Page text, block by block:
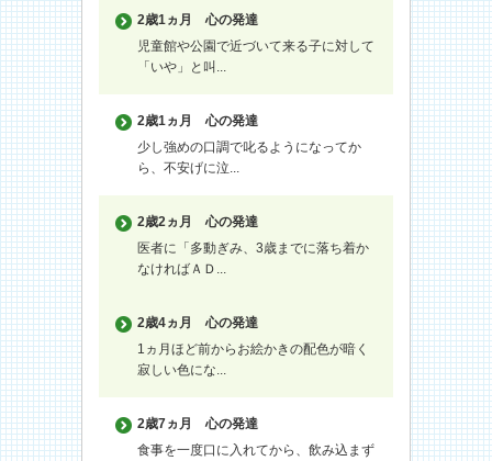
2歳1ヵ月
心の発達
児童館や公園で近づいて来る子に対して
「いや」と叫...
2歳1ヵ月
心の発達
少し強めの口調で叱るようになってか
ら、不安げに泣...
2歳2ヵ月
心の発達
医者に「多動ぎみ、3歳までに落ち着か
なければＡＤ...
2歳4ヵ月
心の発達
1ヵ月ほど前からお絵かきの配色が暗く
寂しい色にな...
2歳7ヵ月
心の発達
食事を一度口に入れてから、飲み込まず